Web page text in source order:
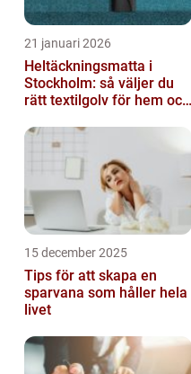
21 januari 2026
Heltäckningsmatta i
Stockholm: så väljer du
rätt textilgolv för hem och
15 december 2025
Tips för att skapa en
sparvana som håller hela
livet